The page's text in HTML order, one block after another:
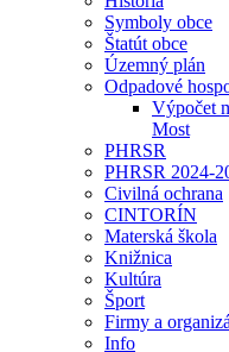
Symboly obce
Štatút obce
Územný plán
Odpadové
Výpočet
Most
PHRSR
PHRSR 2024-
Civilná ochrana
CINTORÍN
Materská škola
Knižnica
Kultúra
Šport
Firmy a
Info